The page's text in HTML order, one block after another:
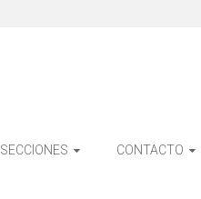
SECCIONES CONTACTO